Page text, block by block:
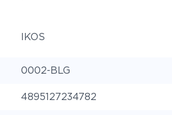
IKOS
0002-BLG
4895127234782